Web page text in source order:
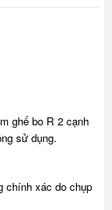
ghế bo R 2 cạnh
sử dụng.
chính xác do chụp